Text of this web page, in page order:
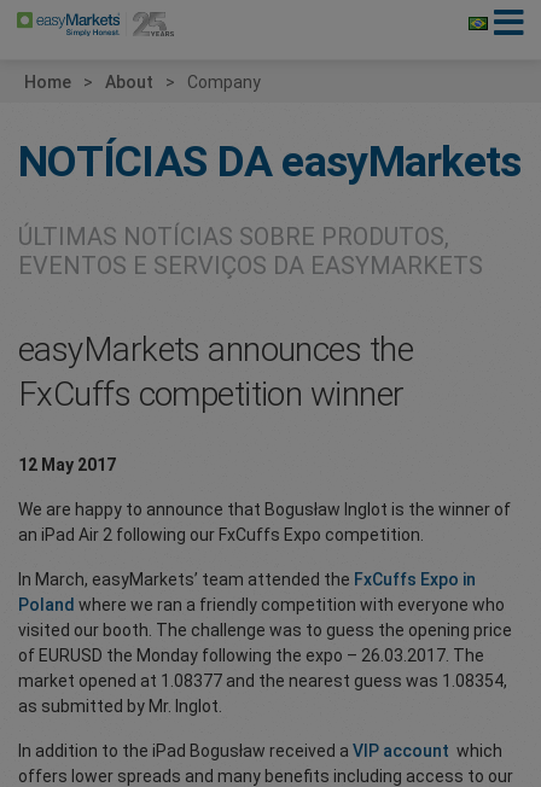
Home About Company
NOTÍCIAS DAeasyMarkets
ÚLTIMAS NOTÍCIAS SOBRE PRODUTOS,
EVENTOS E SERVIÇOS DA EASYMARKETS
easyMarkets announces the
FxCuffs competition winner
12 May 2017
We are happy to announce that Bogusław Inglot is the winner of
an iPad Air 2 following our FxCuffs Expo competition.
In March, easyMarkets’ team attended the FxCuffs Expo in
Poland where we ran a friendly competition with everyone who
visited our booth. The challenge was to guess the opening price
of EURUSD the Monday following the expo – 26.03.2017. The
market opened at 1.08377 and the nearest guess was 1.08354,
as submitted by Mr. Inglot.
In addition to the iPad Bogusław received a VIP account which
offers lower spreads and many benefits including access to our